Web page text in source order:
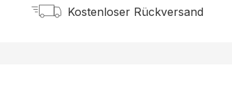
Kostenloser Rückversand